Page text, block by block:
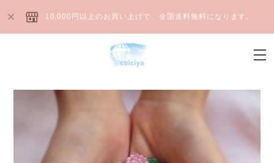
10,000円以上のお買い上げで、全国送料無料になります。